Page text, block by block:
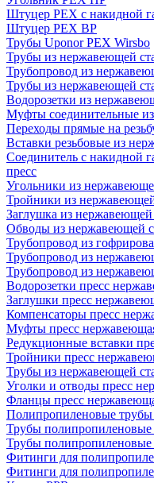
Штуцер PEX c накидной
Штуцер PEX ВР
Трубы Uponor PEX Wirsbo
Трубы из нержавеющей
Трубопровод из
Трубы из нержавеющей
Водорозетки из
Муфты соединительные
Переходы прямые на
Вставки резьбовые из
Соединитель с накидной
пресс
Угольники из
Тройники из
Заглушка из нержавеющей
Обводы из нержавеющей
Трубопровод из
Трубопровод из
Трубопровод из
Водорозетки пресс
Заглушки пресс
Компенсаторы пресс
Муфты пресс
Редукционные вставки
Тройники пресс
Трубы из нержавеющей
Уголки и отводы пресс
Фланцы пресс
Полипропиленовые
Трубы полипропиленовые
Трубы полипропиленовые
Фитинги для
Фитинги для